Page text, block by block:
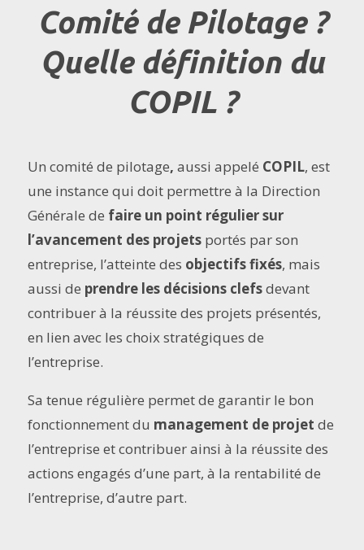
Comité de Pilotage ?
Quelle définition du
COPIL ?
Un comité de pilotage, aussi appelé COPIL, est
une instance qui doit permettre à la Direction
Générale de faire un point régulier sur
l’avancement des projetsportés par son
entreprise, l’atteinte des objectifs fixés, mais
aussi de prendre les décisions clefsdevant
contribuer à la réussite des projets présentés,
en lien avec les choix stratégiques de
l’entreprise.
Sa tenue régulière permet de garantir le bon
fonctionnement du management de projet de
l’entreprise et contribuer ainsi à la réussite des
actions engagés d’une part, à la rentabilité de
l’entreprise, d’autre part.